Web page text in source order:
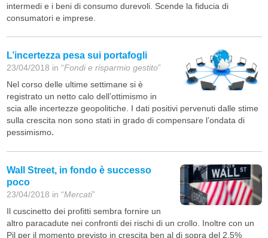
intermedi e i beni di consumo durevoli. Scende la fiducia di
consumatori e imprese.
L’incertezza pesa sui portafogli
23/04/2018 in “Fondi e risparmio gestito”
Nel corso delle ultime settimane si è
registrato un netto calo dell’ottimismo in
scia alle incertezze geopolitiche. I dati positivi pervenuti dalle stime
sulla crescita non sono stati in grado di compensare l’ondata di
pessimismo.
Wall Street, in fondo è successo
poco
23/04/2018 in “Mercati”
Il cuscinetto dei profitti sembra fornire un
altro paracadute nei confronti dei rischi di un crollo. Inoltre con un
Pil per il momento previsto in crescita ben al di sopra del 2,5%